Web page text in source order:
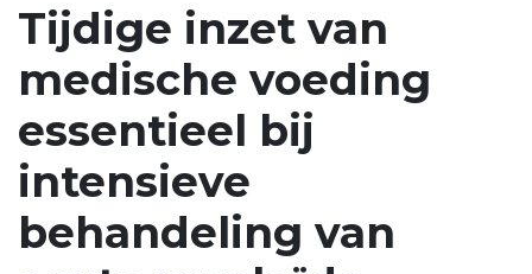
Tijdige inzet van
medische voeding
essentieel bij
intensieve
behandeling van